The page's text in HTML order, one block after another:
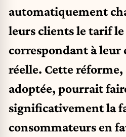
automatiquement
leurs clients le tarif
correspondant à leur
réelle. Cette réforme,
adoptée, pourrait
significativement la
consommateurs en